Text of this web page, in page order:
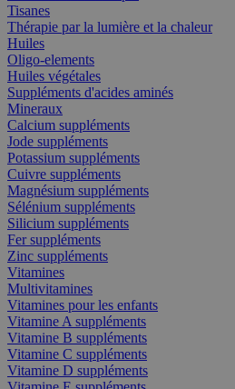
Tisanes
Thérapie par la lumière et la chaleur
Huiles
Oligo-elements
Huiles végétales
Suppléments d'acides aminés
Mineraux
Calcium suppléments
Jode suppléments
Potassium suppléments
Cuivre suppléments
Magnésium suppléments
Sélénium suppléments
Silicium suppléments
Fer suppléments
Zinc suppléments
Vitamines
Multivitamines
Vitamines pour les enfants
Vitamine A suppléments
Vitamine B suppléments
Vitamine C suppléments
Vitamine D suppléments